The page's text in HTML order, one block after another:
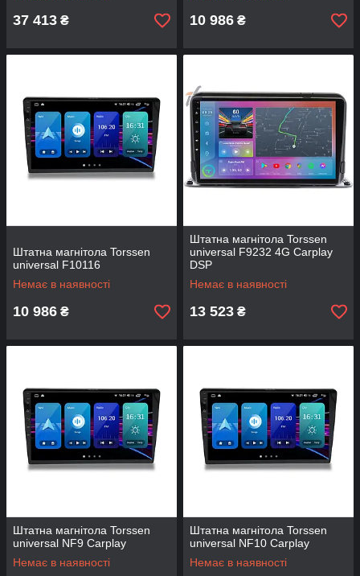
37 413 ₴ 10 986 ₴
Штатна магнітола Torssen
universal F10116
Немає в наявності
10 986 ₴
Штатна магнітола Torssen
universal F9232 4G Carplay
DSP
Немає в наявності
13 523 ₴
Штатна магнітола Torssen
universal NF9 Carplay
Немає в наявності
Штатна магнітола Torssen
universal NF10 Carplay
Немає в наявності